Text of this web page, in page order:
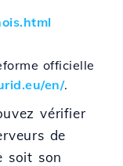
officielle
en/.
vérifier
de
soit son